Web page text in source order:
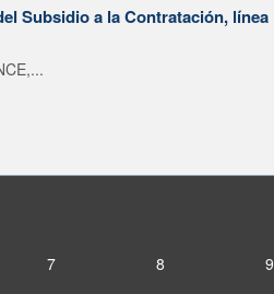
Subsidio a la Contratación, línea
7 8 9